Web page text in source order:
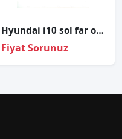
Hyundai i10 sol far orjinal çıkma
Fiyat Sorunuz